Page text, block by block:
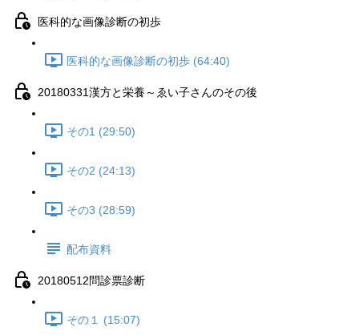
医科的な画像診断の初歩
医科的な画像診断の初歩 (64:40)
20180331漢方と栄養～ゑい子さんのその後
その1 (29:50)
その2 (24:13)
その3 (28:59)
配布資料
20180512問診票診断
その１ (15:07)